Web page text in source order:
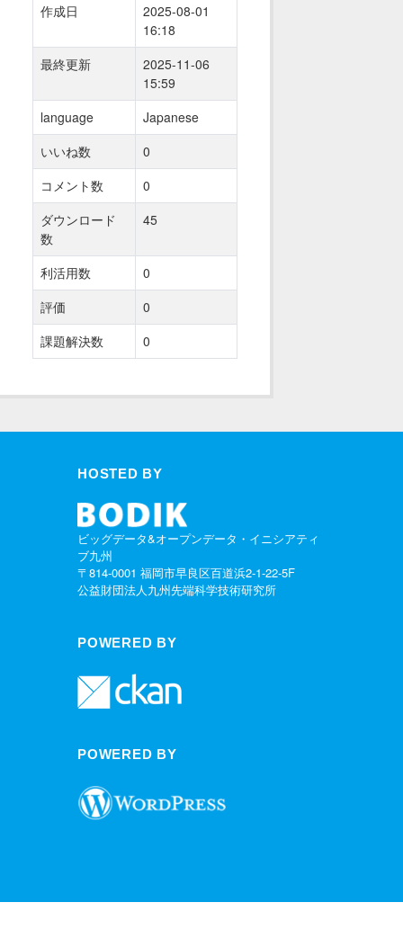
作成日
2025-08-01
16:18
最終更新
2025-11-06
15:59
language
Japanese
いいね数
0
コメント数
0
ダウンロード
数
45
利活用数
0
評価
0
課題解決数
0
HOSTED BY
ビッグデータ&オープンデータ・イニシアティ
ブ九州
〒814-0001 福岡市早良区百道浜2-1-22-5F
公益財団法人九州先端科学技術研究所
POWERED BY
POWERED BY